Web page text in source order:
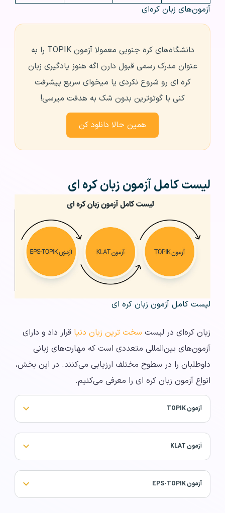
آزمون‌های زبان کره‌ای
دانشگاه‌های کره جنوبی معمولا آزمون TOPIK را به
عنوان مدرک رسمی قبول دارن اگه هنوز یادگیری زبان
کره ای رو شروع نکردی یا میخوای سریع پیشرفت
کنی با گوتوترین بدون شک به هدفت میرسی!
همین حالا دانلود کن
لیست کامل آزمون زبان کره ای
لیست کامل آزمون زبان کره ای
زبان کره‌ای در لیست سخت ترین زبان دنیا قرار داد و دارای
آزمون‌های بین‌المللی متعددی است که مهارت‌های زبانی
داوطلبان را در سطوح مختلف ارزیابی می‌کنند. در این بخش،
انواع آزمون زبان کره ای را معرفی می‌کنیم.
آزمون TOPIK
آزمون KLAT
آزمون EPS-TOPIK